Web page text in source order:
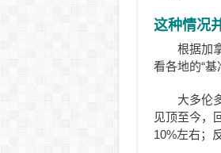
这种情况
根据加
看各地的“基
大多伦
见顶至今，
10%左右；